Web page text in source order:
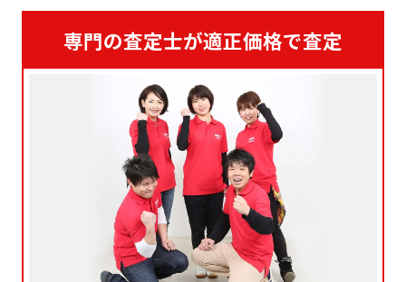
専門の査定士が適正価格で査定